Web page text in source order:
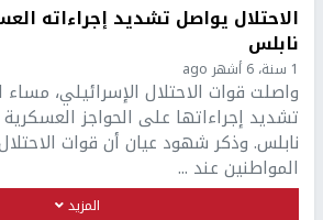
الاحتلال يواصل تشديد إجراءاته
نابلس
1 سنة، 6 أشهر ago
واصلت قوات الاحتلال الإسرائيلي، مساء
تشديد إجراءاتها على الحواجز
نابلس. وذكر شهود عيان أن قوات
المواطنين عند ...
المزيد